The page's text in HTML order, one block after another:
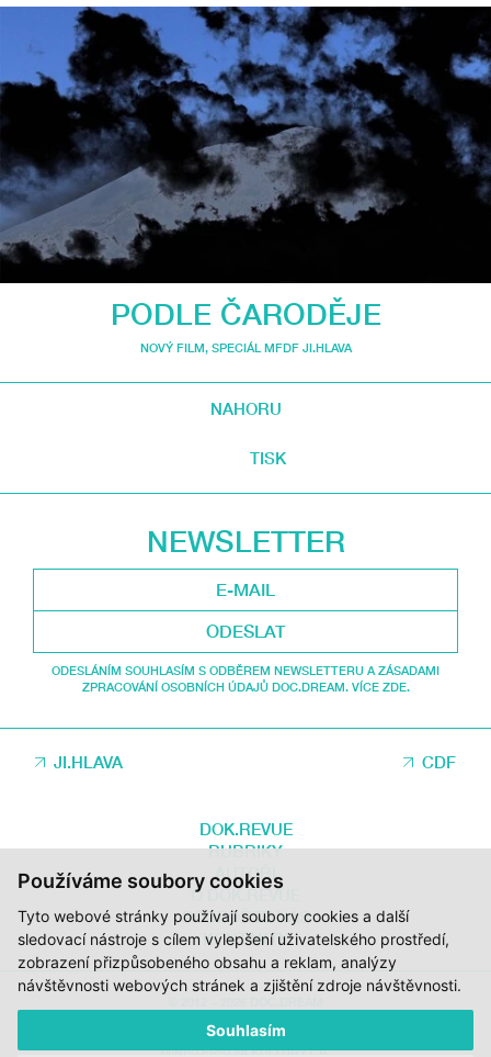
Používáme soubory cookies
Tyto webové stránky používají soubory cookies a další
sledovací nástroje s cílem vylepšení uživatelského prostředí,
zobrazení přizpůsobeného obsahu a reklam, analýzy
návštěvnosti webových stránek a zjištění zdroje návštěvnosti.
Souhlasím
PODLE ČARODĚJE
NOVÝ FILM, SPECIÁL MFDF JI.HLAVA
NAHORU
TISK
NEWSLETTER
ODESLAT
ODESLÁNÍM SOUHLASÍM S ODBĚREM NEWSLETTERU A ZÁSADAMI
ZPRACOVÁNÍ OSOBNÍCH ÚDAJŮ DOC.DREAM. VÍCE ZDE.
JI.HLAVA CDF
DOK.REVUE
RUBRIKY
AUTOŘI
O DOK.REVUE
PODPOŘTE NÁS
KONTAKTY
ZA PODPORY STÁTNÍHO FONDU KINEMATOGRAFIE, KRAJE VYSOČINA A
MINISTERSTVA KULTURY ČR.